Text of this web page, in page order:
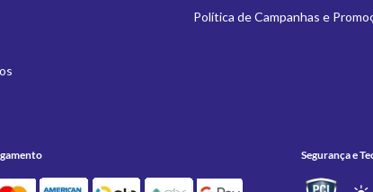
Política de Campanhas e
Segurança e